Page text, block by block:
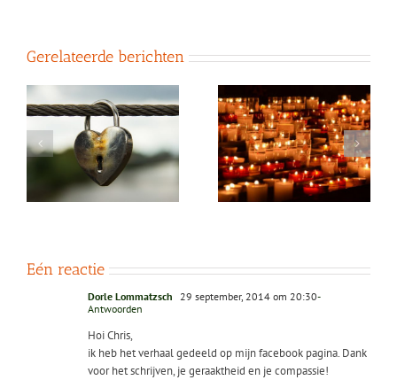
Gerelateerde berichten
In menselijkheid
verbonden
Fundamentele
goedheid in mensen
ervaren
Eén reactie
Dorle Lommatzsch 29 september, 2014 om 20:30-
Antwoorden
Hoi Chris,
ik heb het verhaal gedeeld op mijn facebook pagina. Dank
voor het schrijven, je geraaktheid en je compassie!